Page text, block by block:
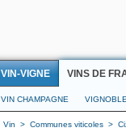
VIN-VIGNE VINS DE
VIN CHAMPAGNE
Vin > Communes viticoles >